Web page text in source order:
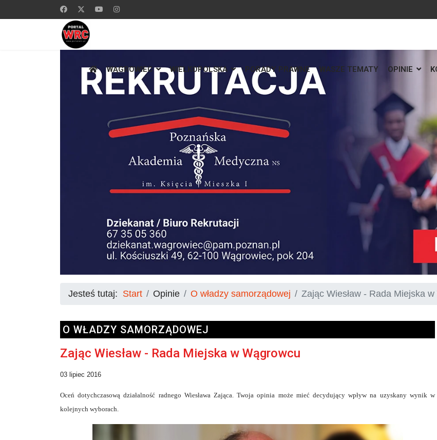
WĄGROWIEC WIELKOPOLSKA PORADY PRAWNE WASZE TEMATY OPINIE
Jesteś tutaj: Start Opinie O władzy samorządowej Zając Wiesław - Rada Miejska
O WŁADZY SAMORZĄDOWEJ
Zając Wiesław - Rada Miejska w Wągrowcu
03 lipiec 2016
Oceń dotychczasową działalność radnego Wiesława Zająca. Twoja opinia może mieć decydujący wpływ na uzyskany wynik w
kolejnych wyborach.